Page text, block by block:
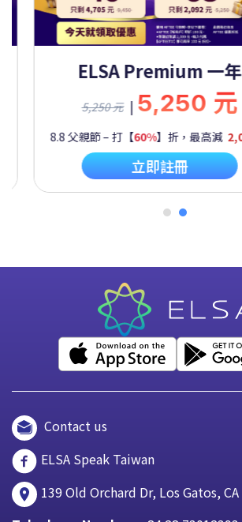
一年
元
】折，最高減2,092元
9,450
8.8 父親節
Contact us
ELSA Speak Taiwan
139 Old Orchard Dr, Los Gatos,